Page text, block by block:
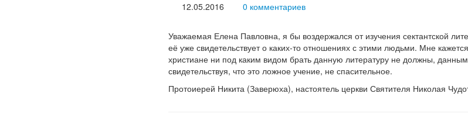
12.05.2016
0 комментариев
Уважаемая Елена Павловна, я бы воздержался от изучения сектантской
её уже свидетельствует о каких-то отношениях с этими людьми. Мне
христиане ни под каким видом брать данную литературу не должны,
свидетельствуя, что это ложное учение, не спасительное.
Протоиерей Никита (Заверюха), настоятель церкви Святителя Николая